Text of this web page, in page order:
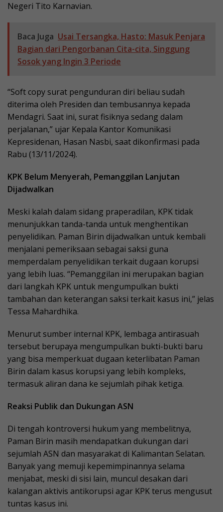
Negeri Tito Karnavian.
Baca Juga Usai Tersangka, Hasto: Masuk Penjara
Bagian dari Pengorbanan Cita-cita, Singgung
Sosok yang Ingin 3 Periode
“Soft copy surat pengunduran diri beliau sudah
diterima oleh Presiden dan tembusannya kepada
Mendagri. Saat ini, surat fisiknya sedang dalam
perjalanan,” ujar Kepala Kantor Komunikasi
Kepresidenan, Hasan Nasbi, saat dikonfirmasi pada
Rabu (13/11/2024).
KPK Belum Menyerah, Pemanggilan Lanjutan
Dijadwalkan
Meski kalah dalam sidang praperadilan, KPK tidak
menunjukkan tanda-tanda untuk menghentikan
penyelidikan. Paman Birin dijadwalkan untuk kembali
menjalani pemeriksaan sebagai saksi guna
memperdalam penyelidikan terkait dugaan korupsi
yang lebih luas. “Pemanggilan ini merupakan bagian
dari langkah KPK untuk mengumpulkan bukti
tambahan dan keterangan saksi terkait kasus ini,” jelas
Tessa Mahardhika.
Menurut sumber internal KPK, lembaga antirasuah
tersebut berupaya mengumpulkan bukti-bukti baru
yang bisa memperkuat dugaan keterlibatan Paman
Birin dalam kasus korupsi yang lebih kompleks,
termasuk aliran dana ke sejumlah pihak ketiga.
Reaksi Publik dan Dukungan ASN
Di tengah kontroversi hukum yang membelitnya,
Paman Birin masih mendapatkan dukungan dari
sejumlah ASN dan masyarakat di Kalimantan Selatan.
Banyak yang memuji kepemimpinannya selama
menjabat, meski di sisi lain, muncul desakan dari
kalangan aktivis antikorupsi agar KPK terus mengusut
tuntas kasus ini.